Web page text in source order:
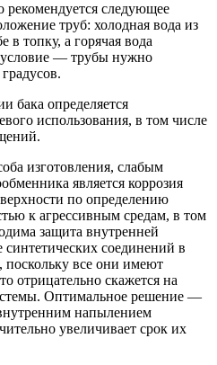
рекомендуется следующее
труб: холодная вода из
в топку, а горячая вода
условие — трубы нужно
бака определяется
использования, в том числе
изготовления, слабым
является коррозия
по определению
к агрессивным средам, в том
защита внутренней
соединений в
поскольку все они имеют
отрицательно скажется на
Оптимальное решение —
напылением
увеличивает срок их